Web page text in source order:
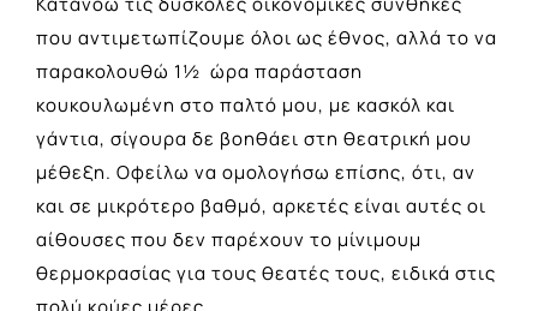
που αντιμετωπίζουμε όλοι ως έθνος, αλλά το να
παρακολουθώ 1½ ώρα παράσταση
κουκουλωμένη στο παλτό μου, με κασκόλ και
γάντια, σίγουρα δε βοηθάει στη θεατρική μου
μέθεξη. Οφείλω να ομολογήσω επίσης, ότι, αν
και σε μικρότερο βαθμό, αρκετές είναι αυτές οι
αίθουσες που δεν παρέχουν το μίνιμουμ
θερμοκρασίας για τους θεατές τους, ειδικά στις